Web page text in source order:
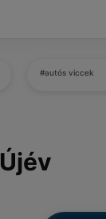
#autós viccek
Újév